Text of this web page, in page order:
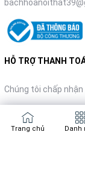
HỖ TRỢ THANH
Chúng tôi chấp
Trang chủ Danh